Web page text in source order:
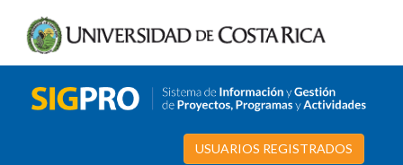
USUARIOS REGISTRADOS